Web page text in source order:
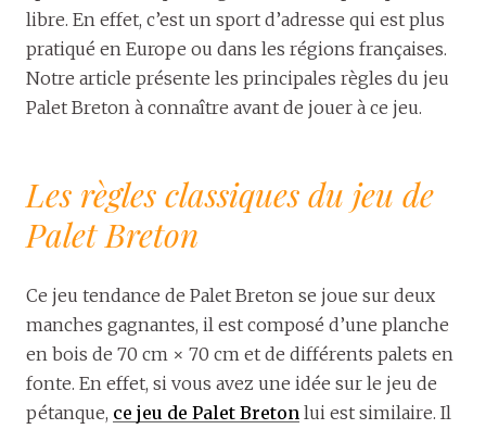
libre. En effet, c’est un sport d’adresse qui est plus
pratiqué en Europe ou dans les régions françaises.
Notre article présente les principales règles du jeu
Palet Breton à connaître avant de jouer à ce jeu.
Les règles classiques du jeu de
Palet Breton
Ce jeu tendance de Palet Breton se joue sur deux
manches gagnantes, il est composé d’une planche
en bois de 70 cm × 70 cm et de différents palets en
fonte. En effet, si vous avez une idée sur le jeu de
pétanque, ce jeu de Palet Breton lui est similaire. Il